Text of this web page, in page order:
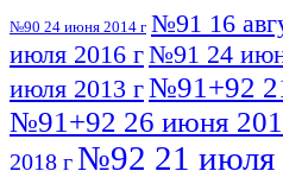
№90 24 июня 2014 г №91 16
июля 2016 г№91 24
июля 2013 г№91+92
№91+92 26 июня
2018 г№92 21 июля